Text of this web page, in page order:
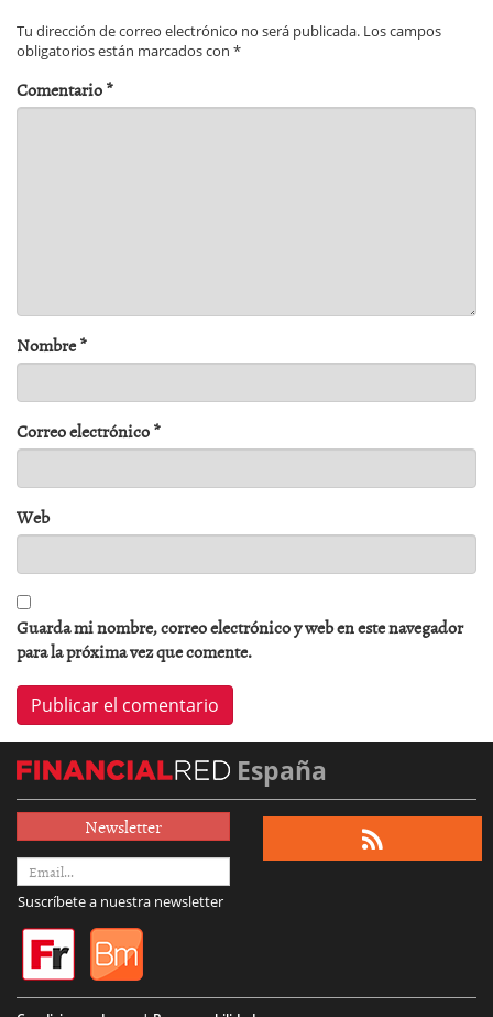
Tu dirección de correo electrónico no será publicada. Los campos
obligatorios están marcados con *
Comentario*
Nombre*
Correo electrónico*
Web
Guarda mi nombre, correo electrónico y web en este navegador
para la próxima vez que comente.
España
Newsletter
Suscríbete a nuestra newsletter